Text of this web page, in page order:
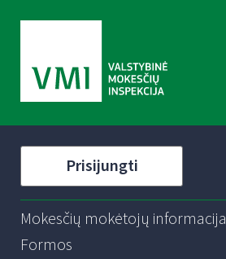
Prisijungti
Mokesčių mokėtojų informacija
Formos